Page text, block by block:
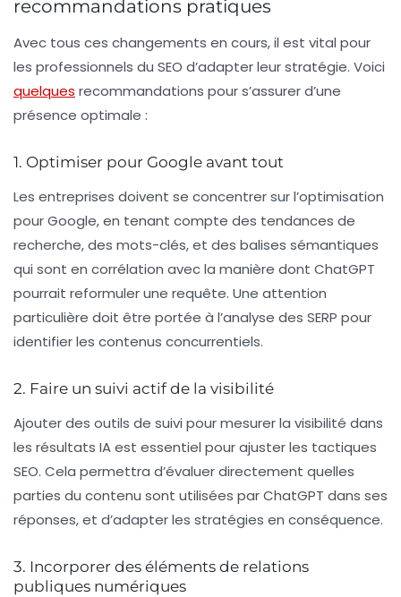
recommandations pratiques
Avec tous ces changements en cours, il est vital pour
les professionnels du SEO d’adapter leur stratégie. Voici
quelques recommandations pour s’assurer d’une
présence optimale :
1. Optimiser pour Google avant tout
Les entreprises doivent se concentrer sur l’optimisation
pour Google, en tenant compte des tendances de
recherche, des mots-clés, et des balises sémantiques
qui sont en corrélation avec la manière dont ChatGPT
pourrait reformuler une requête. Une attention
particulière doit être portée à l’analyse des SERP pour
identifier les contenus concurrentiels.
2. Faire un suivi actif de la visibilité
Ajouter des outils de suivi pour mesurer la visibilité dans
les résultats IA est essentiel pour ajuster les tactiques
SEO. Cela permettra d’évaluer directement quelles
parties du contenu sont utilisées par ChatGPT dans ses
réponses, et d’adapter les stratégies en conséquence.
3. Incorporer des éléments de relations
publiques numériques